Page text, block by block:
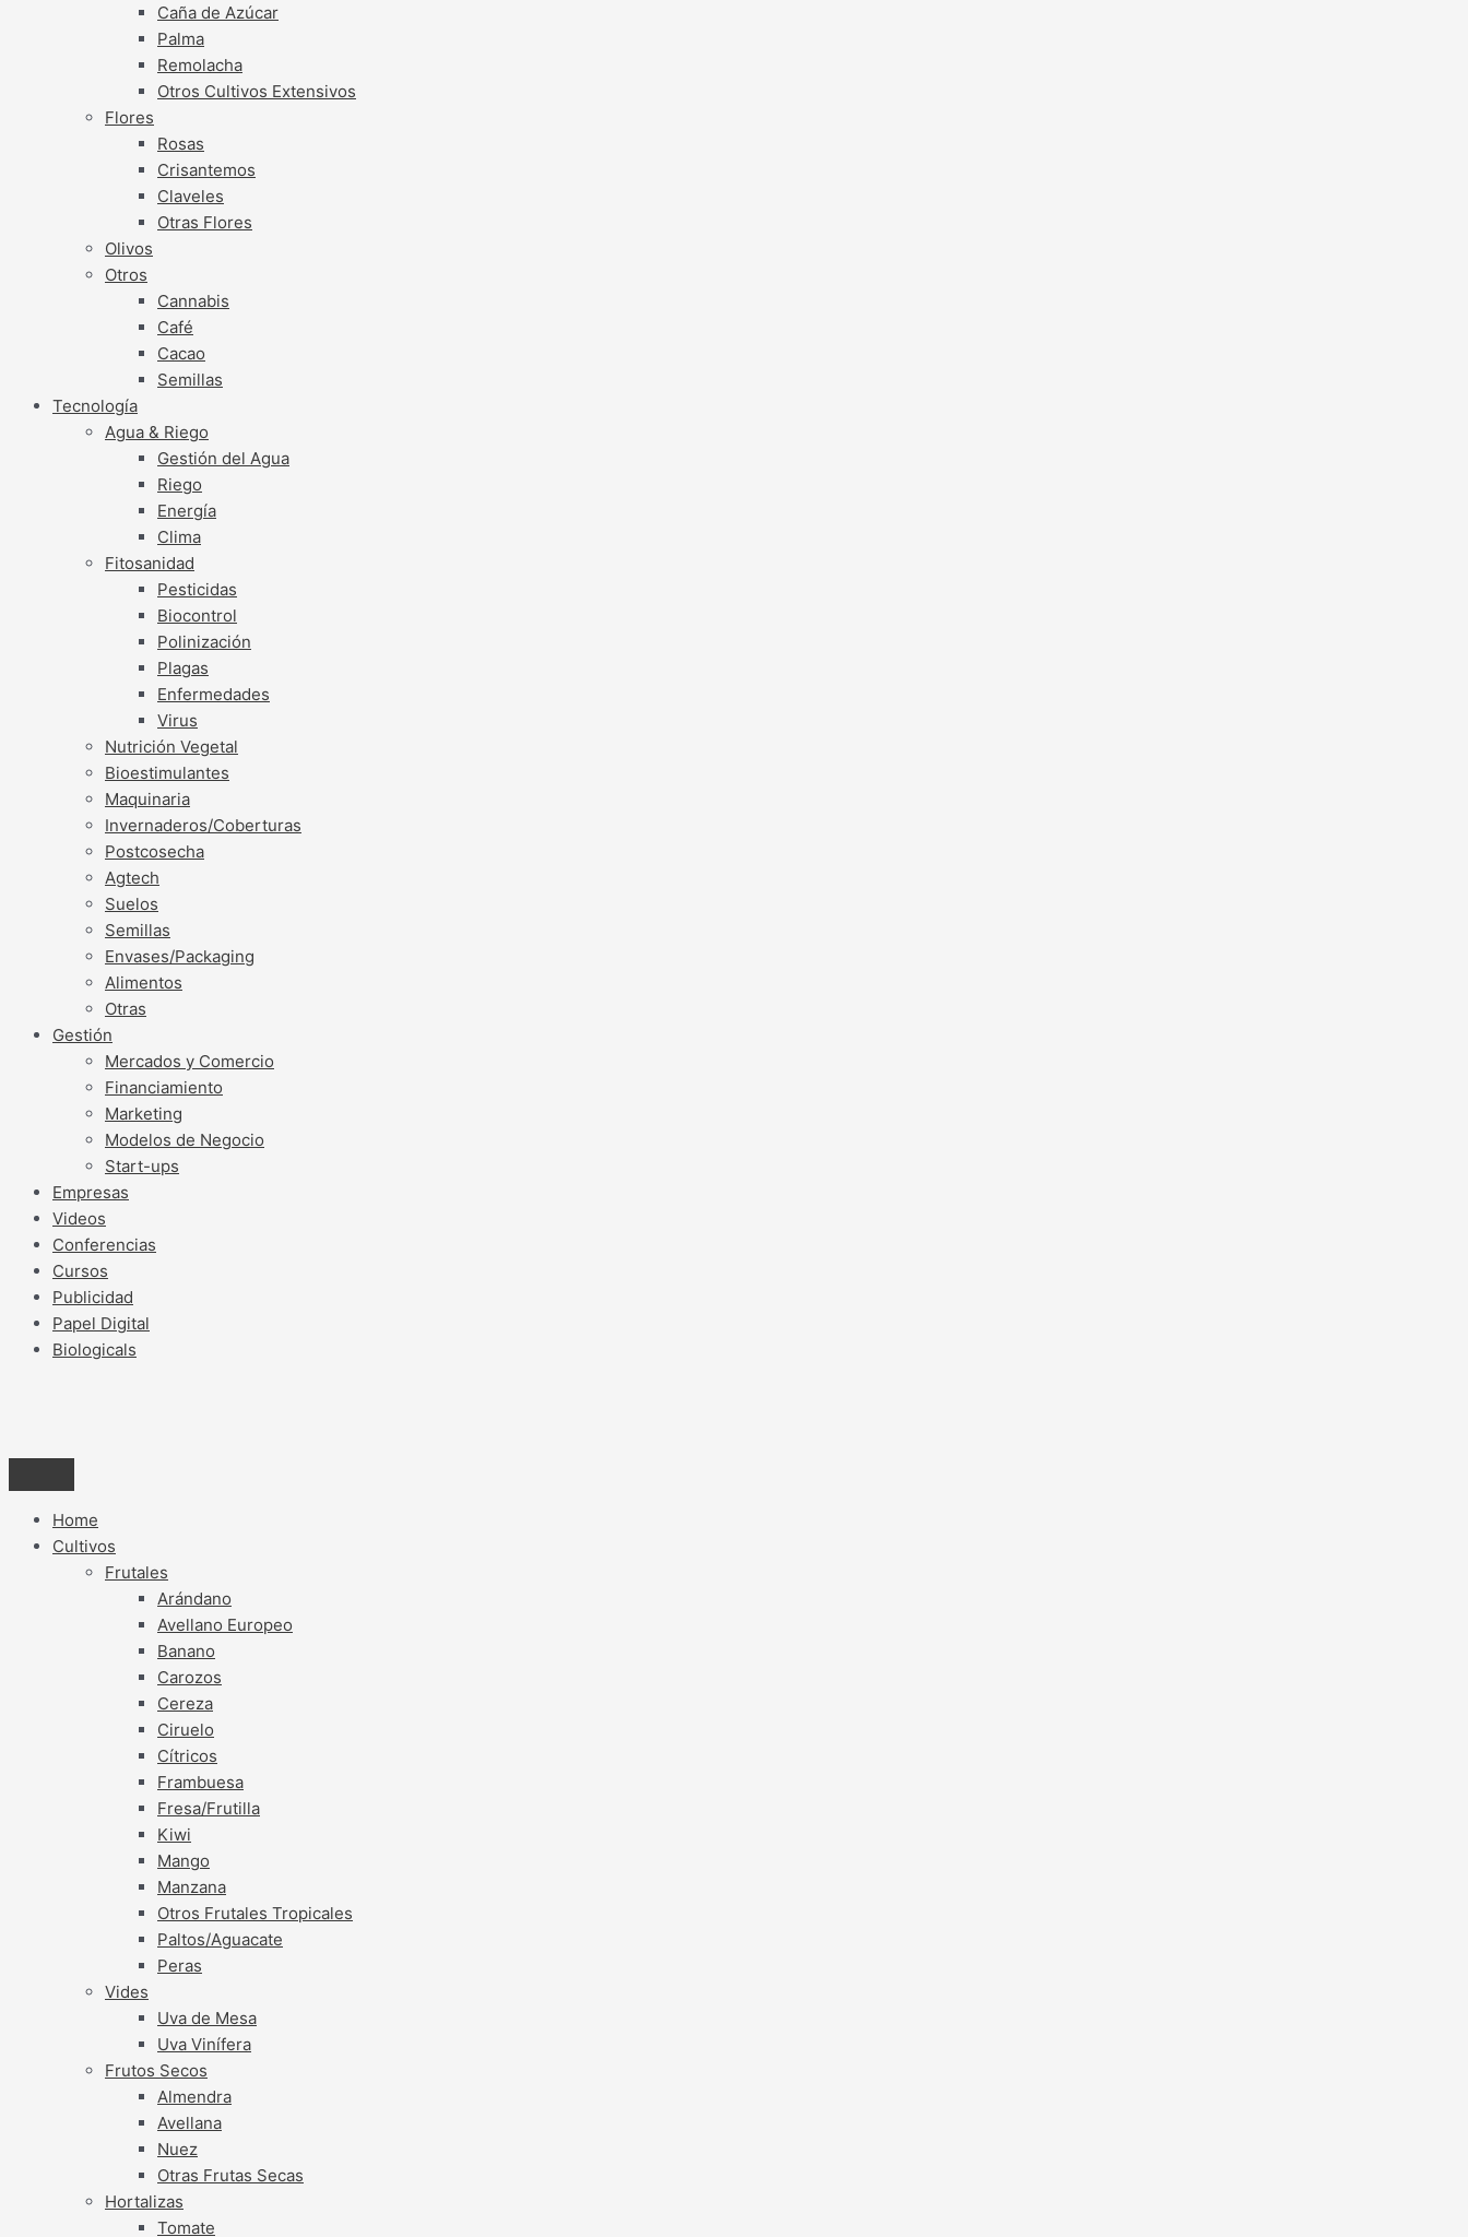
Caña de Azúcar
Palma
Remolacha
Otros Cultivos Extensivos
Flores
Rosas
Crisantemos
Claveles
Otras Flores
Olivos
Otros
Cannabis
Café
Cacao
Semillas
Tecnología
Agua & Riego
Gestión del Agua
Riego
Energía
Clima
Fitosanidad
Pesticidas
Biocontrol
Polinización
Plagas
Enfermedades
Virus
Nutrición Vegetal
Bioestimulantes
Maquinaria
Invernaderos/Coberturas
Postcosecha
Agtech
Suelos
Semillas
Envases/Packaging
Alimentos
Otras
Gestión
Mercados y Comercio
Financiamiento
Marketing
Modelos de Negocio
Start-ups
Empresas
Videos
Conferencias
Cursos
Publicidad
Papel Digital
Biologicals
Home
Cultivos
Frutales
Arándano
Avellano Europeo
Banano
Carozos
Cereza
Ciruelo
Cítricos
Frambuesa
Fresa/Frutilla
Kiwi
Mango
Manzana
Otros Frutales Tropicales
Paltos/Aguacate
Peras
Vides
Uva de Mesa
Uva Vinífera
Frutos Secos
Almendra
Avellana
Nuez
Otras Frutas Secas
Hortalizas
Tomate